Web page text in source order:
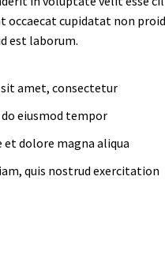
occaecat cupidatat non
est laborum.
amet, consectetur
eiusmod tempor
dolore magna aliqua
quis nostrud exercitation